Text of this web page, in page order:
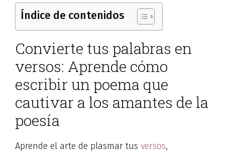
Índice de contenidos
Convierte tus palabras en
versos: Aprende cómo
escribir un poema que
cautivar a los amantes de la
poesía
Aprende el arte de plasmar tus versos,